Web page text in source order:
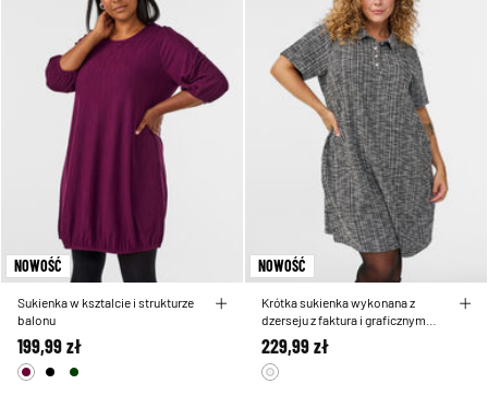
NOWOŚĆ
Sukienka w ksztalcie i strukturze
balonu
199,99 zł
NOWOŚĆ
Krótka sukienka wykonana z
dzerseju z faktura i graficznym
wzorem w krate
229,99 zł